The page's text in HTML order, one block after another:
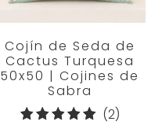
Cojín de Seda de
Cactus Turquesa
50x50 | Cojines de
Sabra
(2)2